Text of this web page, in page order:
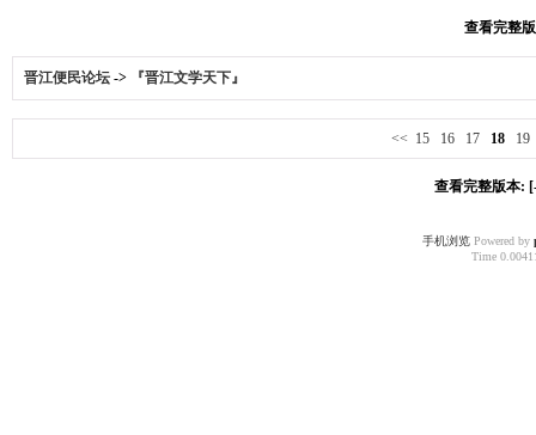
查看完整
晋江便民论坛 -> 『晋江文学天下』
<< 15 16 17 18 19
查看完整版本:
手机浏览Powered by
Time